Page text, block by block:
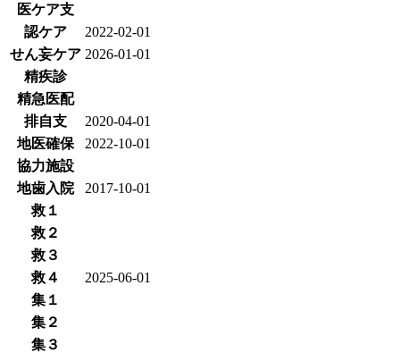
医ケア支
認ケア
2022-02-01
せん妄ケア 2026-01-01
精疾診
精急医配
排自支
2020-04-01
地医確保
2022-10-01
協力施設
地歯入院
2017-10-01
救１
救２
救３
救４
2025-06-01
集１
集２
集３